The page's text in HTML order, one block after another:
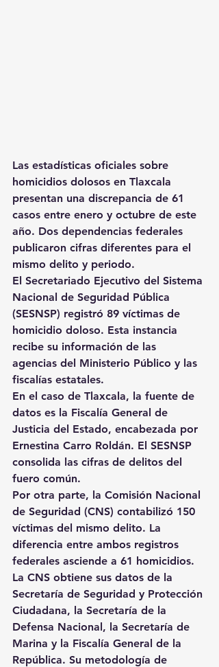
Las estadísticas oficiales sobre
homicidios dolosos en Tlaxcala
presentan una discrepancia de 61
casos entre enero y octubre de este
año. Dos dependencias federales
publicaron cifras diferentes para el
mismo delito y periodo.
El Secretariado Ejecutivo del Sistema
Nacional de Seguridad Pública
(SESNSP) registró 89 víctimas de
homicidio doloso. Esta instancia
recibe su información de las
agencias del Ministerio Público y las
fiscalías estatales.
En el caso de Tlaxcala, la fuente de
datos es la Fiscalía General de
Justicia del Estado, encabezada por
Ernestina Carro Roldán. El SESNSP
consolida las cifras de delitos del
fuero común.
Por otra parte, la Comisión Nacional
de Seguridad (CNS) contabilizó 150
víctimas del mismo delito. La
diferencia entre ambos registros
federales asciende a 61 homicidios.
La CNS obtiene sus datos de la
Secretaría de Seguridad y Protección
Ciudadana, la Secretaría de la
Defensa Nacional, la Secretaría de
Marina y la Fiscalía General de la
República. Su metodología de